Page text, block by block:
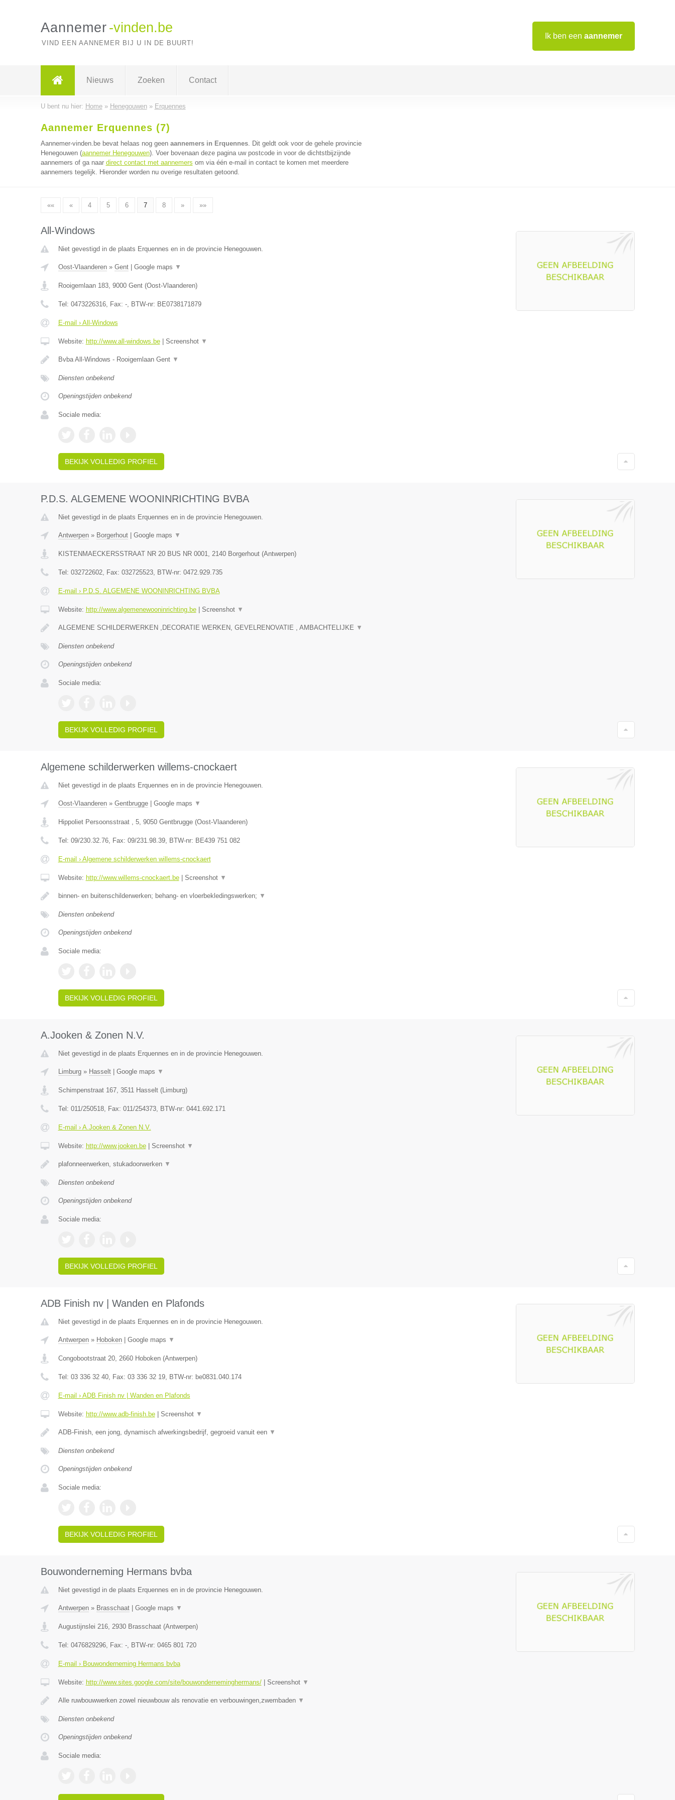
Ik ben een aannemer
Aannemer -vinden.be
VIND EEN AANNEMER BIJ U IN DE BUURT!
Nieuws Zoeken Contact
U bent nu hier: Home» Henegouwen» Erquennes
Aannemer Erquennes (7)
Aannemer-vinden.be bevat helaas nog geen aannemers in Erquennes. Dit geldt ook voor de gehele provincie
Henegouwen (aannemer Henegouwen). Voer bovenaan deze pagina uw postcode in voor de dichtstbijzijnde
aannemers of ga naar direct contact met aannemers om via één e-mail in contact te komen met meerdere
aannemers tegelijk. Hieronder worden nu overige resultaten getoond.
«« « 4 5 6 7 8 » »»
All-Windows
Niet gevestigd in de plaats Erquennes en in de provincie Henegouwen.
Oost-Vlaanderen» Gent| Google maps ▼
Rooigemlaan 183, 9000 Gent(Oost-Vlaanderen)
Tel: 0473226316, Fax: -, BTW-nr: BE0738171879
E-mail › All-Windows
Website: http://www.all-windows.be| Screenshot ▼
Bvba All-Windows - Rooigemlaan Gent ▼
Diensten onbekend
Openingstijden onbekend
Sociale media:
BEKIJK VOLLEDIG PROFIEL
P.D.S. ALGEMENE WOONINRICHTING BVBA
Niet gevestigd in de plaats Erquennes en in de provincie Henegouwen.
Antwerpen» Borgerhout| Google maps ▼
KISTENMAECKERSSTRAAT NR 20 BUS NR 0001, 2140 Borgerhout(Antwerpen)
Tel: 032722602, Fax: 032725523, BTW-nr: 0472.929.735
E-mail › P.D.S. ALGEMENE WOONINRICHTING BVBA
Website: http://www.algemenewooninrichting.be| Screenshot ▼
ALGEMENE SCHILDERWERKEN ,DECORATIE WERKEN, GEVELRENOVATIE , AMBACHTELIJKE ▼
Diensten onbekend
Openingstijden onbekend
Sociale media:
BEKIJK VOLLEDIG PROFIEL
Algemene schilderwerken willems-cnockaert
Niet gevestigd in de plaats Erquennes en in de provincie Henegouwen.
Oost-Vlaanderen» Gentbrugge| Google maps ▼
Hippoliet Persoonsstraat , 5, 9050 Gentbrugge(Oost-Vlaanderen)
Tel: 09/230.32.76, Fax: 09/231.98.39, BTW-nr: BE439 751 082
E-mail › Algemene schilderwerken willems-cnockaert
Website: http://www.willems-cnockaert.be| Screenshot ▼
binnen- en buitenschilderwerken; behang- en vloerbekledingswerken; ▼
Diensten onbekend
Openingstijden onbekend
Sociale media:
BEKIJK VOLLEDIG PROFIEL
A.Jooken & Zonen N.V.
Niet gevestigd in de plaats Erquennes en in de provincie Henegouwen.
Limburg» Hasselt| Google maps ▼
Schimpenstraat 167, 3511 Hasselt(Limburg)
Tel: 011/250518, Fax: 011/254373, BTW-nr: 0441.692.171
E-mail › A.Jooken & Zonen N.V.
Website: http://www.jooken.be| Screenshot ▼
plafonneerwerken, stukadoorwerken ▼
Diensten onbekend
Openingstijden onbekend
Sociale media:
BEKIJK VOLLEDIG PROFIEL
ADB Finish nv | Wanden en Plafonds
Niet gevestigd in de plaats Erquennes en in de provincie Henegouwen.
Antwerpen» Hoboken| Google maps ▼
Congobootstraat 20, 2660 Hoboken(Antwerpen)
Tel: 03 336 32 40, Fax: 03 336 32 19, BTW-nr: be0831.040.174
E-mail › ADB Finish nv | Wanden en Plafonds
Website: http://www.adb-finish.be| Screenshot ▼
ADB-Finish, een jong, dynamisch afwerkingsbedrijf, gegroeid vanuit een ▼
Diensten onbekend
Openingstijden onbekend
Sociale media:
BEKIJK VOLLEDIG PROFIEL
Bouwonderneming Hermans bvba
Niet gevestigd in de plaats Erquennes en in de provincie Henegouwen.
Antwerpen» Brasschaat| Google maps ▼
Augustijnslei 216, 2930 Brasschaat(Antwerpen)
Tel: 0476829296, Fax: -, BTW-nr: 0465 801 720
E-mail › Bouwonderneming Hermans bvba
Website: http://www.sites.google.com/site/bouwonderneminghermans/| Screenshot ▼
Alle ruwbouwwerken zowel nieuwbouw als renovatie en verbouwingen,zwembaden ▼
Diensten onbekend
Openingstijden onbekend
Sociale media: